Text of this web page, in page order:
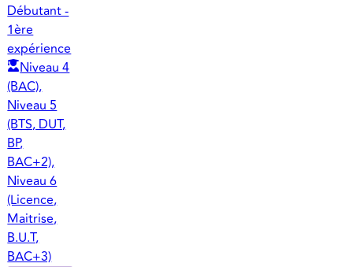
Débutant -
1ère
expérience
Niveau 4
(BAC),
Niveau 5
(BTS, DUT,
BP,
BAC+2),
Niveau 6
(Licence,
Maitrise,
B.U.T,
BAC+3)